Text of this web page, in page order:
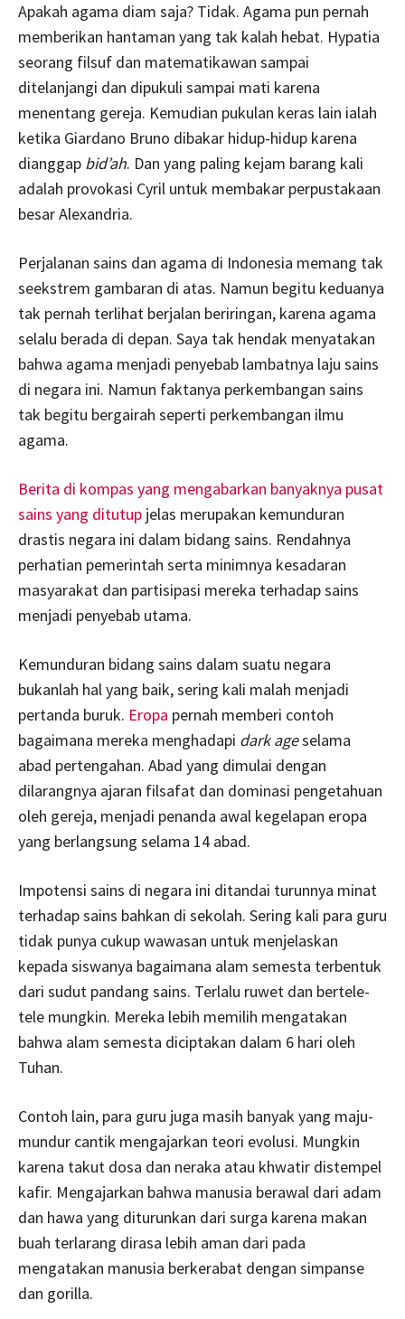
Apakah agama diam saja? Tidak. Agama pun pernah
memberikan hantaman yang tak kalah hebat. Hypatia
seorang filsuf dan matematikawan sampai
ditelanjangi dan dipukuli sampai mati karena
menentang gereja. Kemudian pukulan keras lain ialah
ketika Giardano Bruno dibakar hidup-hidup karena
dianggap bid’ah. Dan yang paling kejam barang kali
adalah provokasi Cyril untuk membakar perpustakaan
besar Alexandria.
Perjalanan sains dan agama di Indonesia memang tak
seekstrem gambaran di atas. Namun begitu keduanya
tak pernah terlihat berjalan beriringan, karena agama
selalu berada di depan. Saya tak hendak menyatakan
bahwa agama menjadi penyebab lambatnya laju sains
di negara ini. Namun faktanya perkembangan sains
tak begitu bergairah seperti perkembangan ilmu
agama.
Berita di kompas yang mengabarkan banyaknya pusat
sains yang ditutup jelas merupakan kemunduran
drastis negara ini dalam bidang sains. Rendahnya
perhatian pemerintah serta minimnya kesadaran
masyarakat dan partisipasi mereka terhadap sains
menjadi penyebab utama.
Kemunduran bidang sains dalam suatu negara
bukanlah hal yang baik, sering kali malah menjadi
pertanda buruk. Eropa pernah memberi contoh
bagaimana mereka menghadapi dark ageselama
abad pertengahan. Abad yang dimulai dengan
dilarangnya ajaran filsafat dan dominasi pengetahuan
oleh gereja, menjadi penanda awal kegelapan eropa
yang berlangsung selama 14 abad.
Impotensi sains di negara ini ditandai turunnya minat
terhadap sains bahkan di sekolah. Sering kali para guru
tidak punya cukup wawasan untuk menjelaskan
kepada siswanya bagaimana alam semesta terbentuk
dari sudut pandang sains. Terlalu ruwet dan bertele-
tele mungkin. Mereka lebih memilih mengatakan
bahwa alam semesta diciptakan dalam 6 hari oleh
Tuhan.
Contoh lain, para guru juga masih banyak yang maju-
mundur cantik mengajarkan teori evolusi. Mungkin
karena takut dosa dan neraka atau khwatir distempel
kafir. Mengajarkan bahwa manusia berawal dari adam
dan hawa yang diturunkan dari surga karena makan
buah terlarang dirasa lebih aman dari pada
mengatakan manusia berkerabat dengan simpanse
dan gorilla.